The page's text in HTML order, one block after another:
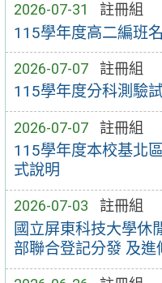
2026-07-31 註冊組
115學年度高二編班
2026-07-07 註冊組
115學年度分科測驗
2026-07-07 註冊組
115學年度本校基北
式說明
2026-07-03 註冊組
國立屏東科技大學休
部聯合登記分發 及